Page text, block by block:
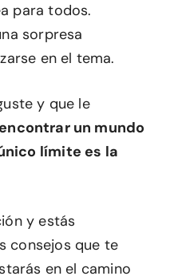
para todos.
sorpresa
en el tema.
y que le
un mundo
límite es la
y estás
consejos que te
en el camino